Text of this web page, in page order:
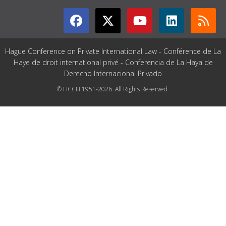
Hague Conference on Private International Law - Conférence de La
Haye de droit international privé - Conferencia de La Haya de
Derecho Internacional Privado
© HCCH 1951-2026. All Rights Reserved.